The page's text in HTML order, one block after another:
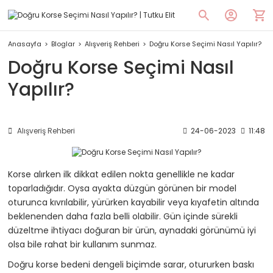
Anasayfa Bloglar Alışveriş Rehberi Doğru Korse Seçimi Nasıl Yapılır?
Doğru Korse Seçimi Nasıl
Yapılır?
Alışveriş Rehberi 24-06-2023 11:48
Korse alırken ilk dikkat edilen nokta genellikle ne kadar
toparladığıdır. Oysa ayakta düzgün görünen bir model
oturunca kıvrılabilir, yürürken kayabilir veya kıyafetin altında
beklenenden daha fazla belli olabilir. Gün içinde sürekli
düzeltme ihtiyacı doğuran bir ürün, aynadaki görünümü iyi
olsa bile rahat bir kullanım sunmaz.
Doğru korse bedeni dengeli biçimde sarar, otururken baskı